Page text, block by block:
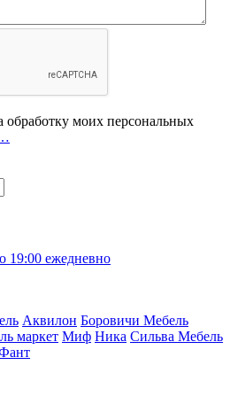
обработку моих персональных
19:00 ежедневно
Аквилон Боровичи Мебель
маркет Миф Ника Сильва Мебель